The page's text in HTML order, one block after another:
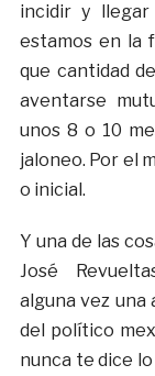
incidir y
estamos en la
que cantidad de
aventarse
unos 8 o 10
jaloneo. Por el
o inicial.
Y una de las
José
alguna vez una
del político
nunca te dice